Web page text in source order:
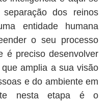
dos reinos
entidade humana
o seu processo
é preciso desenvolver
amplia a sua visão
e do ambiente em
nesta etapa é o